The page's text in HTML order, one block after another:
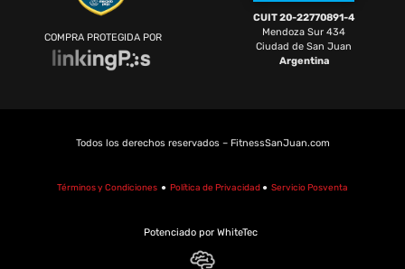
COMPRA PROTEGIDA POR
CUIT 20-22770891-4
Mendoza Sur 434
Ciudad de San Juan
Argentina
Todos los derechos reservados – FitnessSanJuan.com
Términos y Condiciones ● Política de Privacidad ● Servicio Posventa
Potenciado por WhiteTec